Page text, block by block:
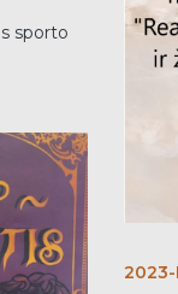
sporto
2023-